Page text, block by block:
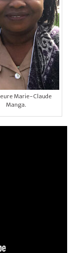
Marie-Claude
Manga.